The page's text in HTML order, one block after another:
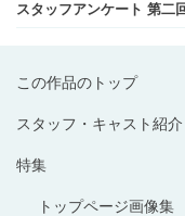
この作品のトップ
スタッフ・キャスト紹介
特集
トップページ画像集
スタッフアンケート 第二